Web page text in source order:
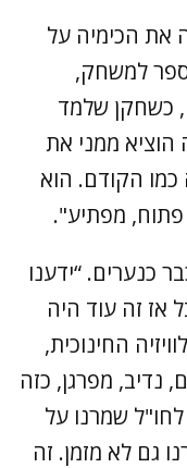
את הכימיה על
ספר למשחק,
כשחקן שלמד
הוציא ממני את
הקודם. הוא
פתוח, מפתיע".
כנערים. “ידענו
אז זה עוד היה
החינוכית,
נדיב, מפרגן, כזה
שמרנו על
גם לא מזמן. זה